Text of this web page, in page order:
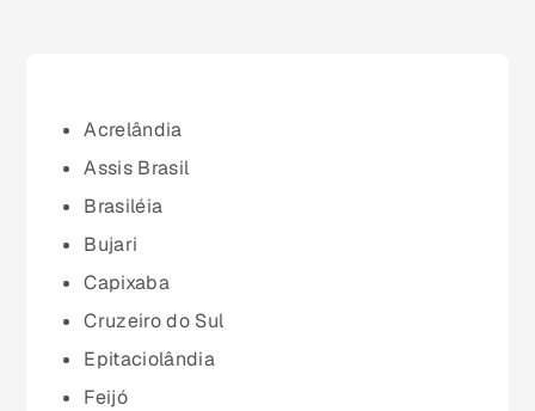
Maranhão (MA)
Acrelândia
Assis Brasil
Brasiléia
Bujari
Capixaba
Cruzeiro do Sul
Epitaciolândia
Feijó